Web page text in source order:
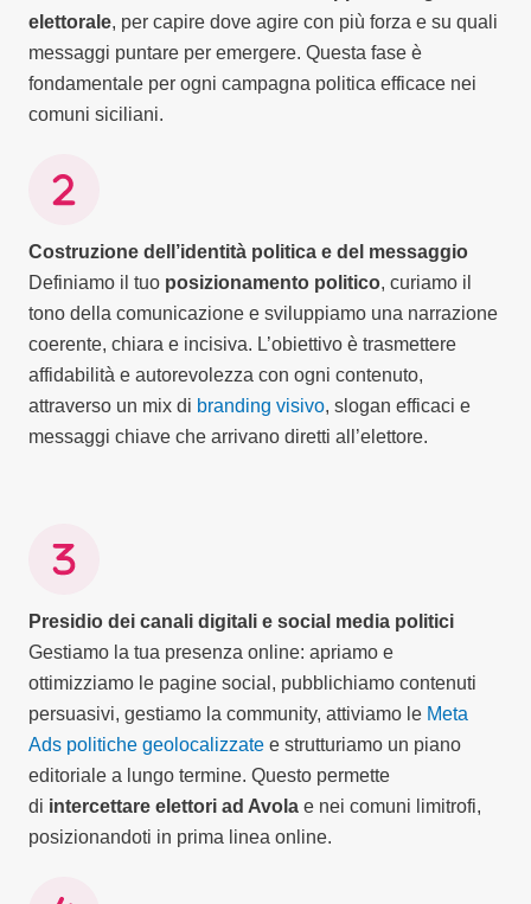
elettorale, per capire dove agire con più forza e su quali
messaggi puntare per emergere. Questa fase è
fondamentale per ogni campagna politica efficace nei
comuni siciliani.
Costruzione dell’identità politica e del messaggio
Definiamo il tuo posizionamento politico, curiamo il
tono della comunicazione e sviluppiamo una narrazione
coerente, chiara e incisiva. L’obiettivo è trasmettere
affidabilità e autorevolezza con ogni contenuto,
attraverso un mix di branding visivo, slogan efficaci e
messaggi chiave che arrivano diretti all’elettore.
Presidio dei canali digitali e social media politici
Gestiamo la tua presenza online: apriamo e
ottimizziamo le pagine social, pubblichiamo contenuti
persuasivi, gestiamo la community, attiviamo le Meta
Ads politiche geolocalizzate e strutturiamo un piano
editoriale a lungo termine. Questo permette
di intercettare elettori ad Avola e nei comuni limitrofi,
posizionandoti in prima linea online.